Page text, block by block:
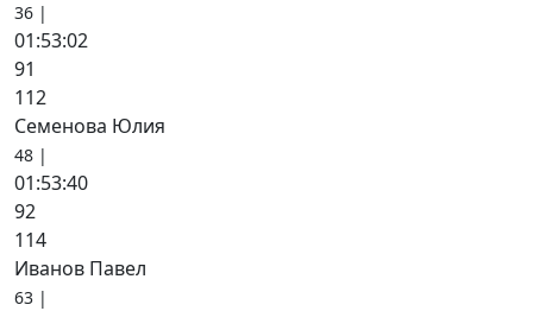
36 |
01:53:02
91
112
Семенова Юлия
48 |
01:53:40
92
114
Иванов Павел
63 |